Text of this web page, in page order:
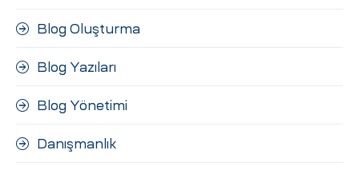
Blog Oluşturma
Blog Yazıları
Blog Yönetimi
Danışmanlık